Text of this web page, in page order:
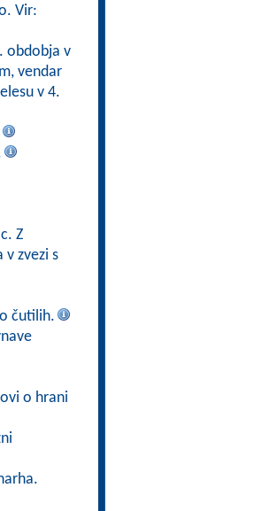
Vir:
obdobja v
vendar
v 4.
Z
zvezi s
čutilih.
o hrani